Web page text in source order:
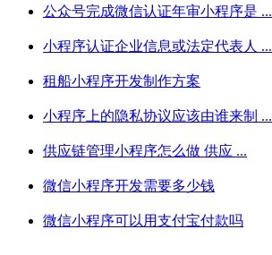
公众号完成微信认证年审小程序是 ...
小程序认证企业信息或法定代表人 ...
租船小程序开发制作方案
小程序上的隐私协议应该由谁来制 ...
供应链管理小程序怎么做 供应 ...
微信小程序开发需要多少钱
微信小程序可以用支付宝付款吗